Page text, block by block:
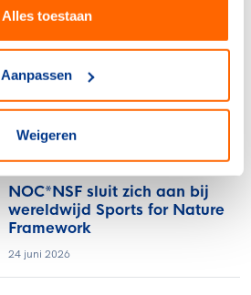
Alles toestaan
Aanpassen
Weigeren
NOC*NSF
olympisch schaatsen 2030 in
Heerenveen
NOC*NSF sluit zich aan bij
wereldwijd Sports for Nature
Framework
24 juni 2026